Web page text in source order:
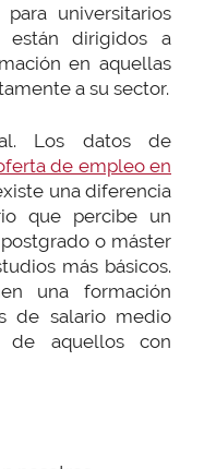
universitarios
están dirigidos a
en aquellas
a su sector.
Los datos de
de empleo en
una diferencia
que percibe un
o máster
más básicos.
una formación
de salario medio
de aquellos con